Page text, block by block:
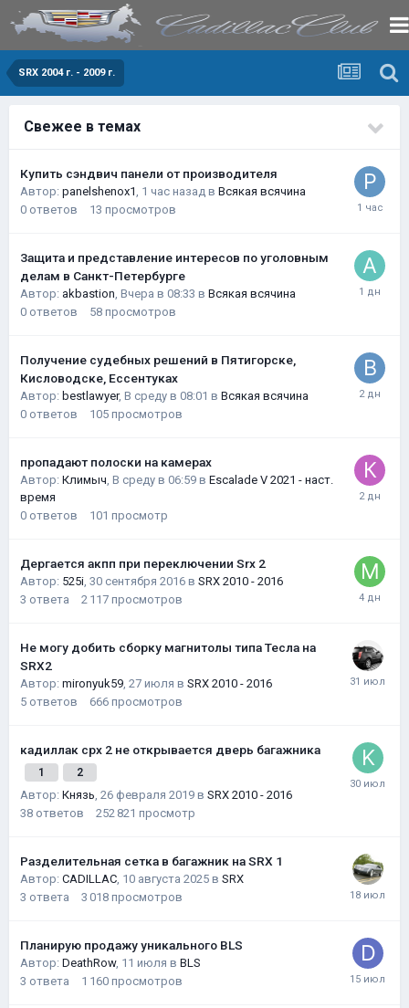
SRX 2004 г. - 2009 г.
Свежее в темах
Купить сэндвич панели от производителя
Автор: panelshenox1, 1 час назад в Всякая всячина
0 ответов 13 просмотров
Защита и представление интересов по уголовным
делам в Санкт-Петербурге
Автор: akbastion, Вчера в 08:33 в Всякая всячина
0 ответов 58 просмотров
Получение судебных решений в Пятигорске,
Кисловодске, Ессентуках
Автор: bestlawyer, В среду в 08:01 в Всякая всячина
0 ответов 105 просмотров
пропадают полоски на камерах
Автор: Климыч, В среду в 06:59 в Escalade V 2021 - наст.
время
0 ответов 101 просмотр
Дергается акпп при переключении Srx 2
Автор: 525i, 30 сентября 2016 в SRX 2010 - 2016
3 ответа 2 117 просмотров
Не могу добить сборку магнитолы типа Тесла на
SRX2
Автор: mironyuk59, 27 июля в SRX 2010 - 2016
5 ответов 666 просмотров
кадиллак срх 2 не открывается дверь багажника
1 2
Автор: Князь, 26 февраля 2019 в SRX 2010 - 2016
38 ответов 252 821 просмотр
Разделительная сетка в багажник на SRX 1
Автор: CADILLAC, 10 августа 2025 в SRX
3 ответа 3 018 просмотров
Планирую продажу уникального BLS
Автор: DeathRow, 11 июля в BLS
3 ответа 1 160 просмотров